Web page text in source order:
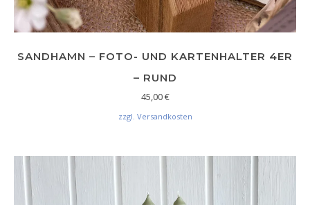
SANDHAMN – FOTO- UND KARTENHALTER 4ER
– RUND
45,00€
zzgl. Versandkosten